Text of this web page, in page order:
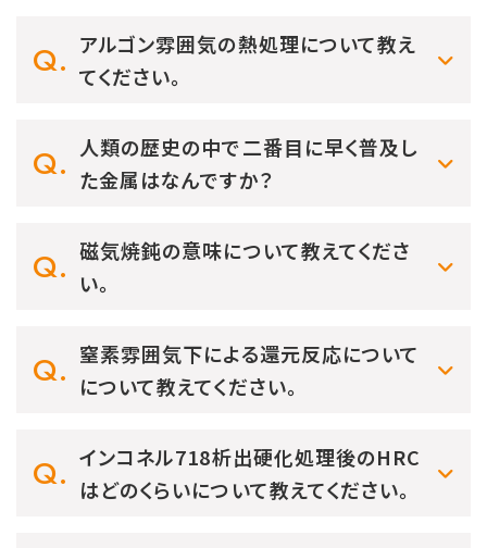
アルゴン雰囲気の熱処理について教え
てください。
人類の歴史の中で二番目に早く普及し
た金属はなんですか？
磁気焼鈍の意味について教えてくださ
い。
窒素雰囲気下による還元反応について
について教えてください。
インコネル718析出硬化処理後のHRC
はどのくらいについて教えてください。